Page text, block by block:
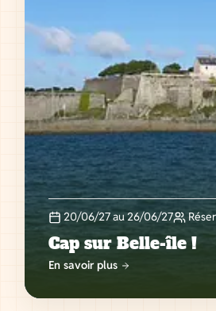
20/06/27 au 26/06/27
Cap sur Belle-île !
En savoir plus